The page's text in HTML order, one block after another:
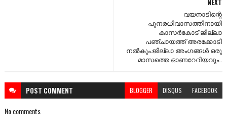
വയനാടിന്റെ
പുനരധിവാസത്തിനായി
കാസർകോട് ജില്ലാ
പഞ്ചായത്ത് അരക്കോടി
നൽകും.ജില്ലാ അംഗങ്ങൾ ഒരു
മാസത്തെ ഓണറേറിയവും .
POST COMMENT BLOGGER DISQUS FACEBOOK
No comments